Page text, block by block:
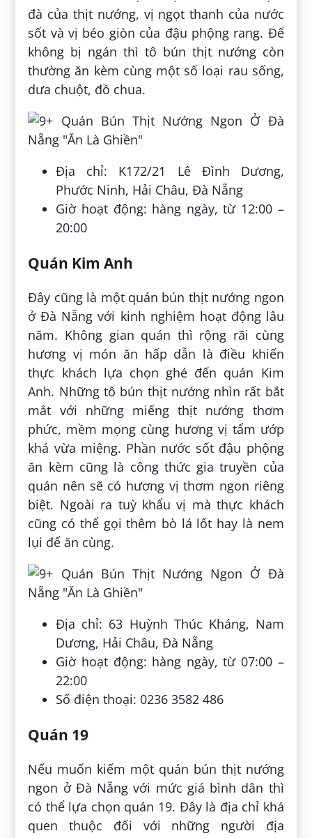
đà của thịt nướng, vị ngọt thanh của nước
sốt và vị béo giòn của đậu phộng rang. Để
không bị ngán thì tô bún thịt nướng còn
thường ăn kèm cùng một số loại rau sống,
dưa chuột, đồ chua.
Địa chỉ: K172/21 Lê Đình Dương,
Phước Ninh, Hải Châu, Đà Nẵng
Giờ hoạt động: hàng ngày, từ 12:00 –
20:00
Quán Kim Anh
Đây cũng là một quán bún thịt nướng ngon
ở Đà Nẵng với kinh nghiệm hoạt động lâu
năm. Không gian quán thì rộng rãi cùng
hương vị món ăn hấp dẫn là điều khiến
thực khách lựa chọn ghé đến quán Kim
Anh. Những tô bún thịt nướng nhìn rất bắt
mắt với những miếng thịt nướng thơm
phức, mềm mọng cùng hương vị tẩm ướp
khá vừa miệng. Phần nước sốt đậu phộng
ăn kèm cũng là công thức gia truyền của
quán nên sẽ có hương vị thơm ngon riêng
biệt. Ngoài ra tuỳ khẩu vị mà thực khách
cũng có thể gọi thêm bò lá lốt hay là nem
lụi để ăn cùng.
Địa chỉ: 63 Huỳnh Thúc Kháng, Nam
Dương, Hải Châu, Đà Nẵng
Giờ hoạt động: hàng ngày, từ 07:00 –
22:00
Số điện thoại: 0236 3582 486
Quán 19
Nếu muốn kiếm một quán bún thịt nướng
ngon ở Đà Nẵng với mức giá bình dân thì
có thể lựa chọn quán 19. Đây là địa chỉ khá
quen thuộc đối với những người địa